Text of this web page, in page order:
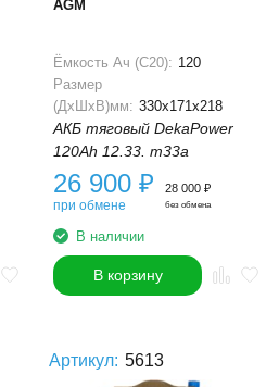
AGM
Ёмкость Ач (С20): 120
Размер
(ДхШхВ)мм: 330x171x218
АКБ тяговый DekaPower
120Ah 12.33. m33a
26 900 ₽
при обмене
28 000 ₽
без обмена
В наличии
В корзину
Артикул: 5613